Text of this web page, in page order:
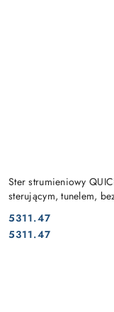
Ster strumieniowy
sterującym, tunelem,
Cena:
5311.47
Cena:
5311.47